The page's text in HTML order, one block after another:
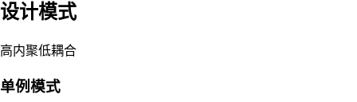
设计模式
高内聚低耦合
单例模式